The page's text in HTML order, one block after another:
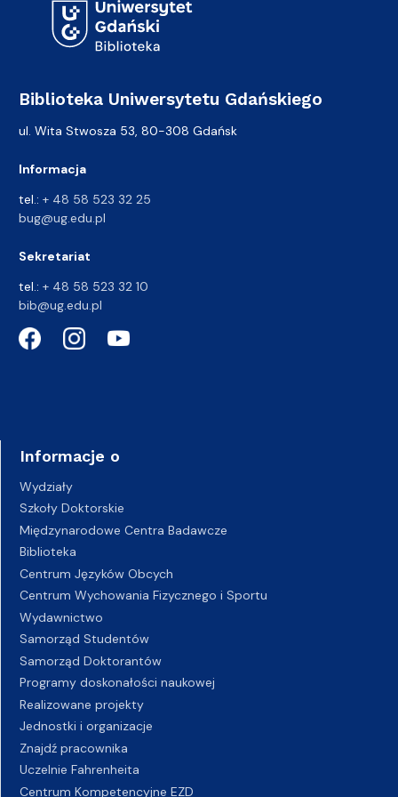
Biblioteka Uniwersytetu Gdańskiego
ul. Wita Stwosza 53, 80-308 Gdańsk
Informacja
tel.: + 48 58 523 32 25
bug@ug.edu.pl
Sekretariat
tel.: + 48 58 523 32 10
bib@ug.edu.pl
Informacje o
Wydziały
Szkoły Doktorskie
Międzynarodowe Centra Badawcze
Biblioteka
Centrum Języków Obcych
Centrum Wychowania Fizycznego i Sportu
Wydawnictwo
Samorząd Studentów
Samorząd Doktorantów
Programy doskonałości naukowej
Realizowane projekty
Jednostki i organizacje
Znajdź pracownika
Uczelnie Fahrenheita
Centrum Kompetencyjne EZD